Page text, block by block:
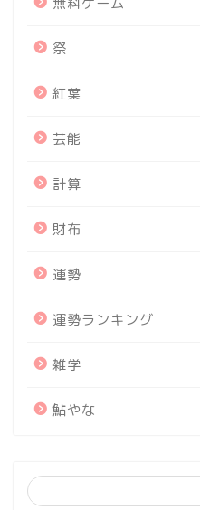
祭
紅葉
芸能
計算
財布
運勢
運勢ランキング
雑学
鮎やな